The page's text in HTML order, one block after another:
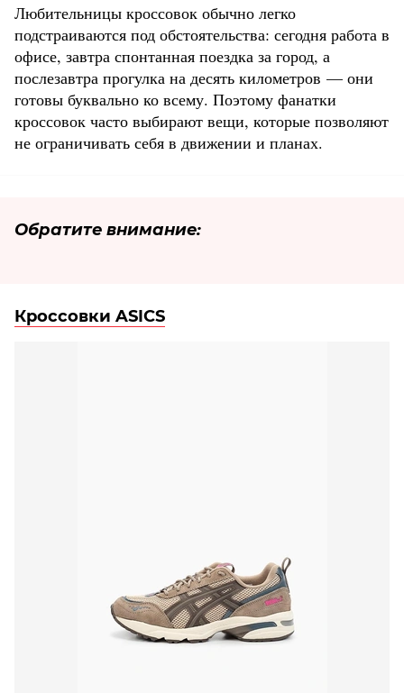
Любительницы кроссовок обычно легко
подстраиваются под обстоятельства: сегодня работа в
офисе, завтра спонтанная поездка за город, а
послезавтра прогулка на десять километров — они
готовы буквально ко всему. Поэтому фанатки
кроссовок часто выбирают вещи, которые позволяют
не ограничивать себя в движении и планах.
Обратите внимание:
Кроссовки ASICS